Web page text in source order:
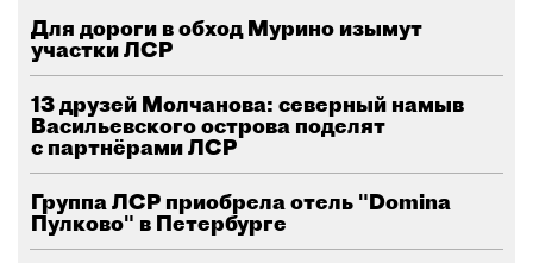
Для дороги в обход Мурино изымут
участки ЛСР
13 друзей Молчанова: северный намыв
Васильевского острова поделят
с партнёрами ЛСР
Группа ЛСР приобрела отель "Domina
Пулково" в Петербурге